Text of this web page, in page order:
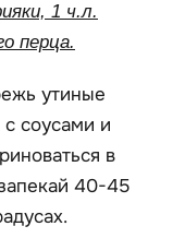
1 ч.л.
перца.
утиные
соусами и
в
40-45